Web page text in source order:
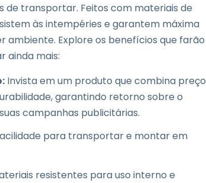
de transportar. Feitos com materiais de
às intempéries e garantem máxima
ambiente. Explore os benefícios que farão
ainda mais:
Invista em um produto que combina preço
garantindo retorno sobre o
campanhas publicitárias.
para transportar e montar em
resistentes para uso interno e